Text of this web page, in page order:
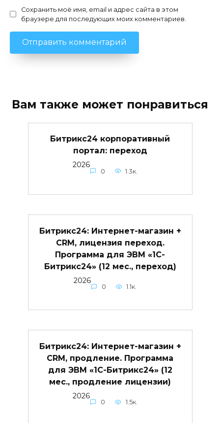
Сохранить моё имя, email и адрес сайта в этом
браузере для последующих моих комментариев.
Вам также может понравиться
Битрикс24 корпоративный
портал: переход
2026
0 1.3к.
Битрикс24: Интернет-магазин +
CRM, лицензия переход.
Программа для ЭВМ «1С-
Битрикс24» (12 мес., переход)
2026
0 1.1к.
Битрикс24: Интернет-магазин +
CRM, продление. Программа
для ЭВМ «1С-Битрикс24» (12
мес., продление лицензии)
2026
0 1.5к.